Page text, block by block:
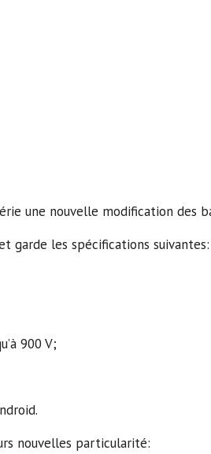
une nouvelle modification des
garde les spécifications suivantes:
900 V;
nouvelles particularité: